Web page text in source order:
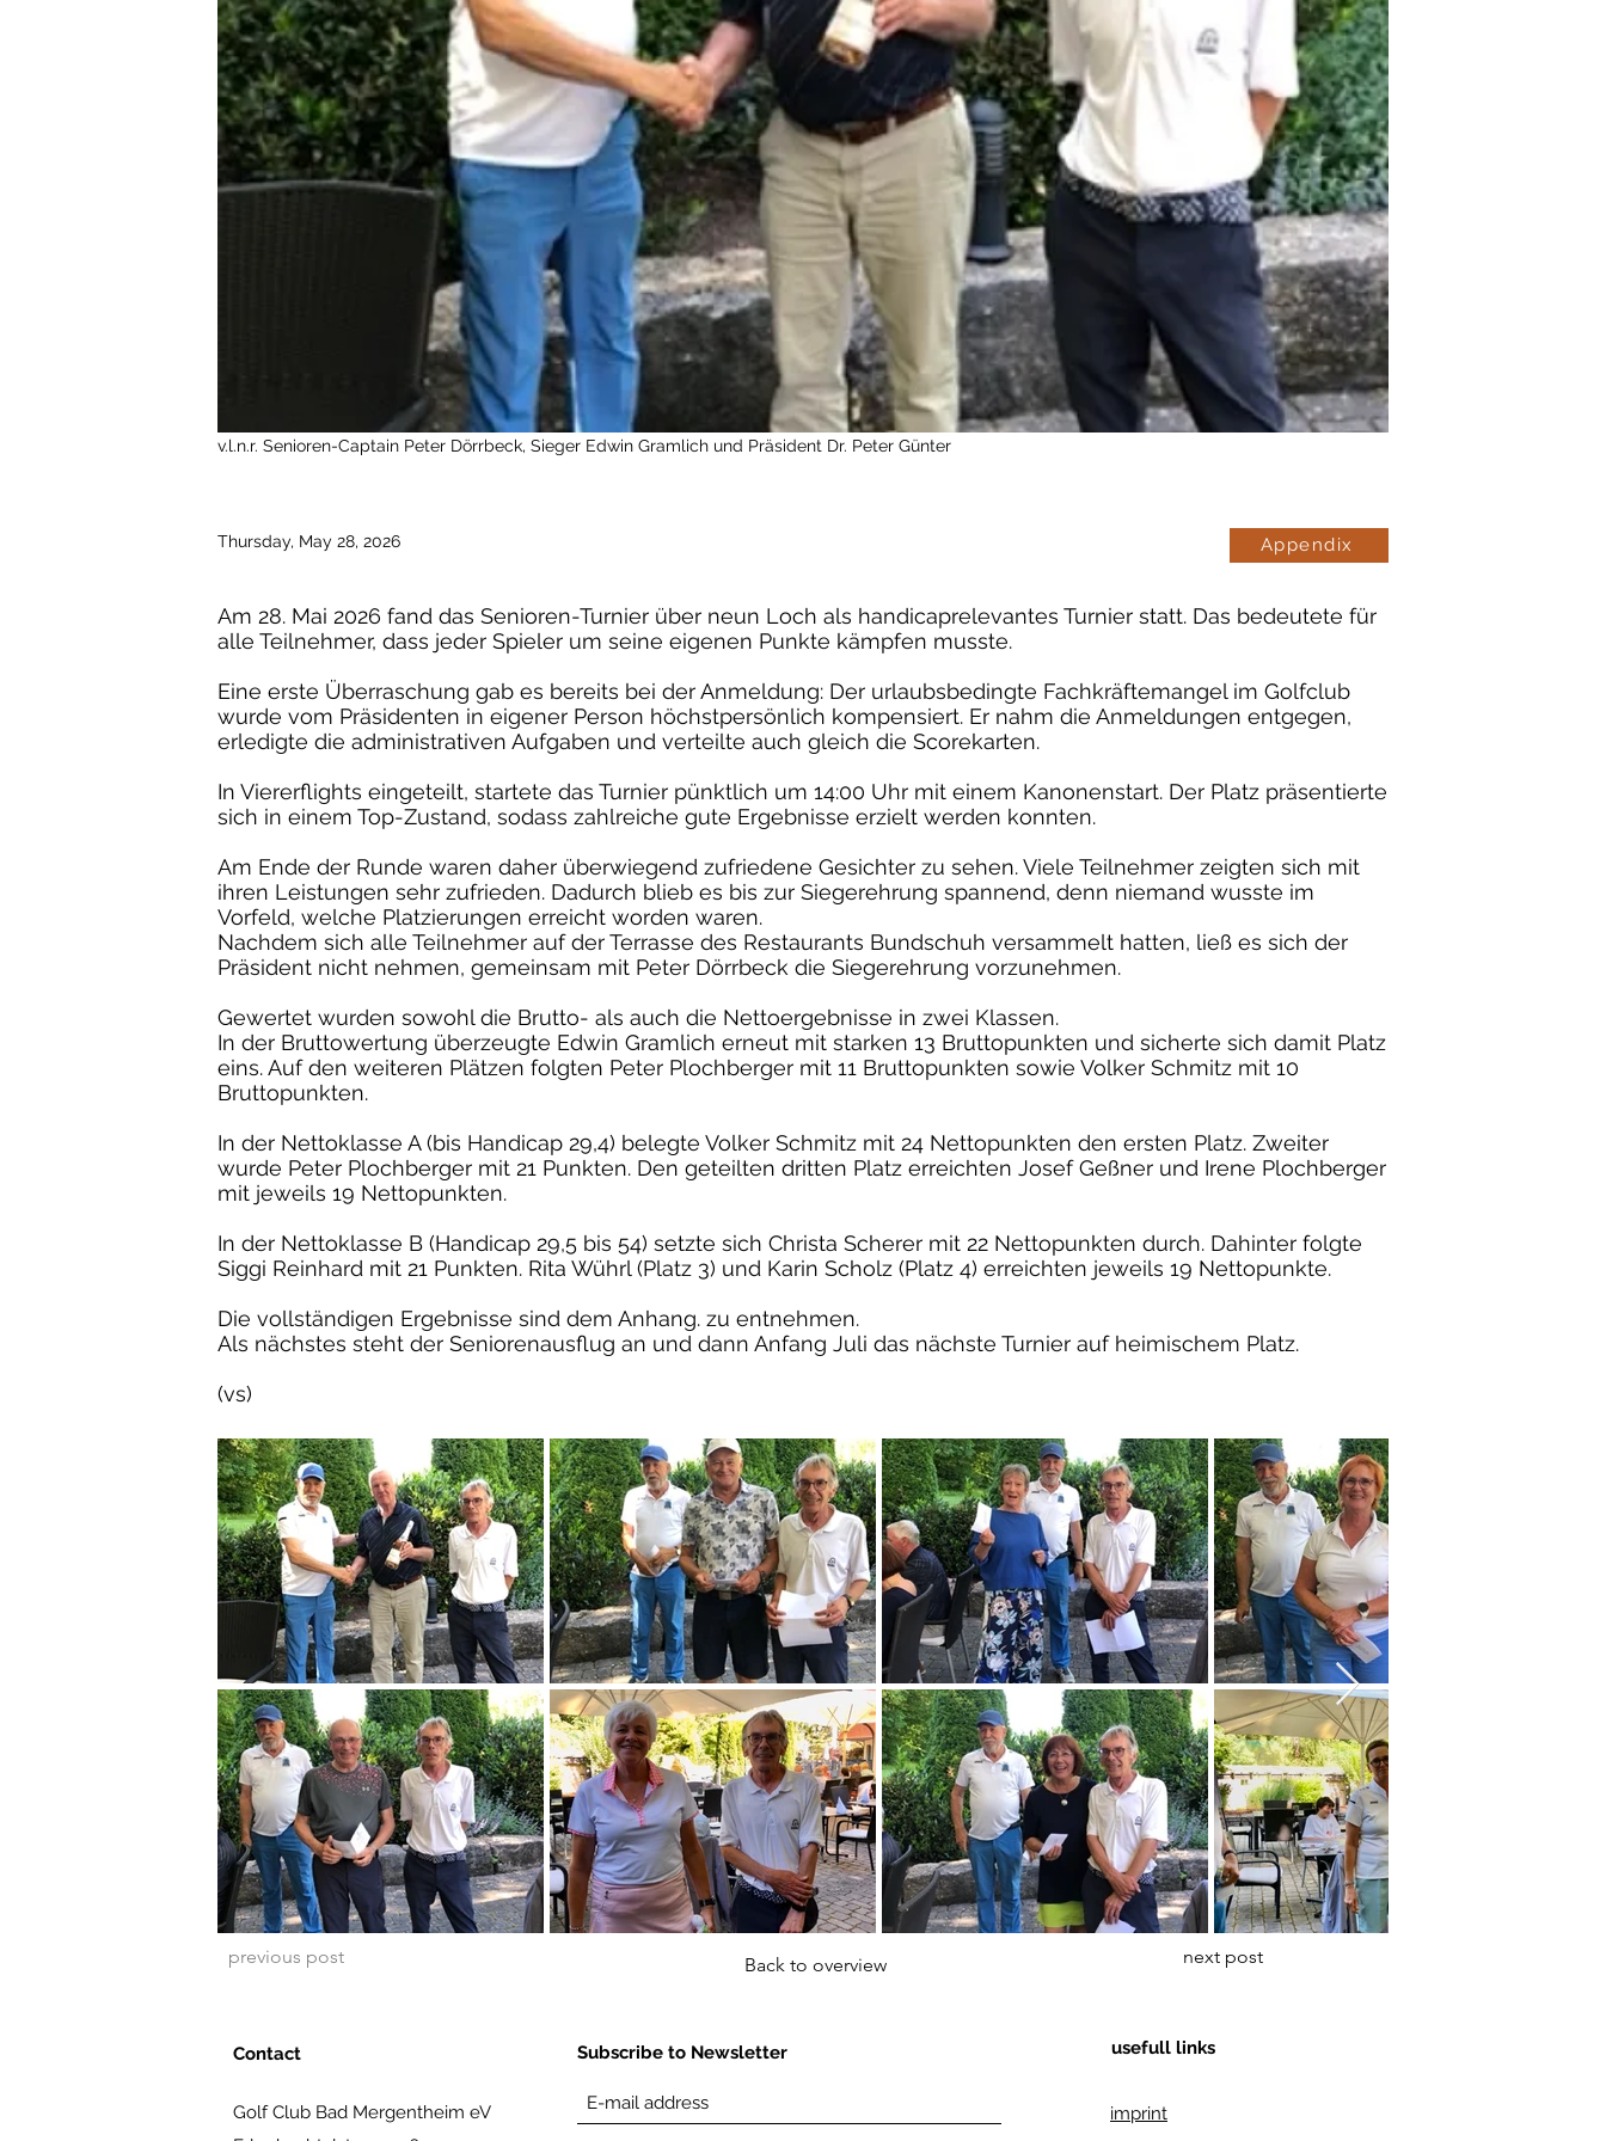
v.l.n.r. Senioren-Captain Peter Dörrbeck, Sieger Edwin Gramlich und Präsident Dr. Peter Günter
Thursday, May 28, 2026 Appendix
Am 28. Mai 2026 fand das Senioren-Turnier über neun Loch als handicaprelevantes Turnier statt. Das bedeutete für
alle Teilnehmer, dass jeder Spieler um seine eigenen Punkte kämpfen musste.
Eine erste Überraschung gab es bereits bei der Anmeldung: Der urlaubsbedingte Fachkräftemangel im Golfclub
wurde vom Präsidenten in eigener Person höchstpersönlich kompensiert. Er nahm die Anmeldungen entgegen,
erledigte die administrativen Aufgaben und verteilte auch gleich die Scorekarten.
In Viererflights eingeteilt, startete das Turnier pünktlich um 14:00 Uhr mit einem Kanonenstart. Der Platz präsentierte
sich in einem Top-Zustand, sodass zahlreiche gute Ergebnisse erzielt werden konnten.
Am Ende der Runde waren daher überwiegend zufriedene Gesichter zu sehen. Viele Teilnehmer zeigten sich mit
ihren Leistungen sehr zufrieden. Dadurch blieb es bis zur Siegerehrung spannend, denn niemand wusste im
Vorfeld, welche Platzierungen erreicht worden waren.
Nachdem sich alle Teilnehmer auf der Terrasse des Restaurants Bundschuh versammelt hatten, ließ es sich der
Präsident nicht nehmen, gemeinsam mit Peter Dörrbeck die Siegerehrung vorzunehmen.
Gewertet wurden sowohl die Brutto- als auch die Nettoergebnisse in zwei Klassen.
In der Bruttowertung überzeugte Edwin Gramlich erneut mit starken 13 Bruttopunkten und sicherte sich damit Platz
eins. Auf den weiteren Plätzen folgten Peter Plochberger mit 11 Bruttopunkten sowie Volker Schmitz mit 10
Bruttopunkten.
In der Nettoklasse A (bis Handicap 29,4) belegte Volker Schmitz mit 24 Nettopunkten den ersten Platz. Zweiter
wurde Peter Plochberger mit 21 Punkten. Den geteilten dritten Platz erreichten Josef Geßner und Irene Plochberger
mit jeweils 19 Nettopunkten.
In der Nettoklasse B (Handicap 29,5 bis 54) setzte sich Christa Scherer mit 22 Nettopunkten durch. Dahinter folgte
Siggi Reinhard mit 21 Punkten. Rita Wührl (Platz 3) und Karin Scholz (Platz 4) erreichten jeweils 19 Nettopunkte.
Die vollständigen Ergebnisse sind dem Anhang. zu entnehmen.
Als nächstes steht der Seniorenausflug an und dann Anfang Juli das nächste Turnier auf heimischem Platz.
(vs)
previous post Back to overview next post
Contact
Golf Club Bad Mergentheim eV
Subscribe to Newsletter usefull links
imprint